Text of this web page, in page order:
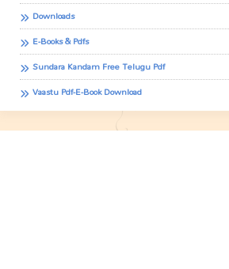
Downloads
E-Books & Pdfs
Sundara Kandam Free Telugu Pdf
Vaastu Pdf-E-Book Download